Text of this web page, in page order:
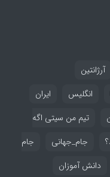
آرژانتین
انگلیس
ایران
تیم من سیتی اگه
جام_جهانی
جام
دانش آموزان